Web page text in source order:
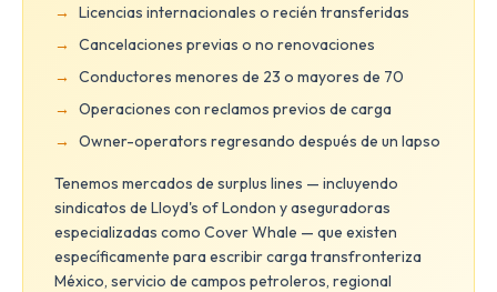
Licencias internacionales o recién transferidas
Cancelaciones previas o no renovaciones
Conductores menores de 23 o mayores de 70
Operaciones con reclamos previos de carga
Owner-operators regresando después de un lapso
Tenemos mercados de surplus lines — incluyendo
sindicatos de Lloyd's of London y aseguradoras
especializadas como Cover Whale — que existen
específicamente para escribir carga transfronteriza
México, servicio de campos petroleros, regional